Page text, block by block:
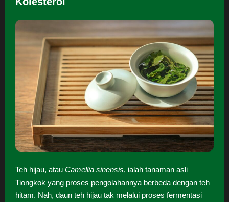
Teh hijau, atau Camellia sinensis, ialah tanaman asli
Tiongkok yang proses pengolahannya berbeda dengan teh
hitam. Nah, daun teh hijau tak melalui proses fermentasi